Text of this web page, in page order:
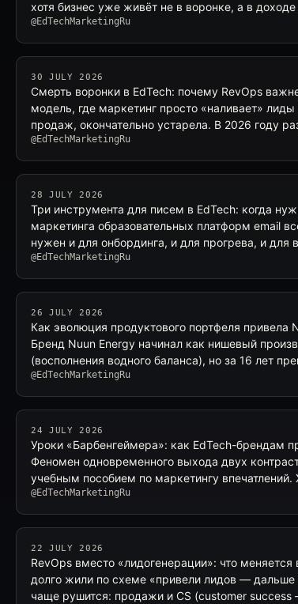
хотя бизнес уже живёт не в воронке, а в доходе
@EdTechMarketingRu
30 JULY 2026
Смерть воронки в EdTech: почему RevOps
модель, где маркетинг просто «наливает»
продаж, окончательно устарела. В 2026 году
@EdTechMarketingRu
28 JULY 2026
Три инструмента для писем в EdTech: когда
маркетинга образовательных платформ email
нужен и для онбординга, и для прогрева, и для
@EdTechMarketingRu
26 JULY 2026
Как эволюция продуктового портфеля привела
Бренд Nuun Energy начинал как нишевый
(восполнения водного баланса), но за 16 лет
@EdTechMarketingRu
24 JULY 2026
Уроки «Барбенгеймера»: как EdTech-брендам
Феномен одновременного выхода двух
учебным пособием по маркетингу впечатлений.
@EdTechMarketingRu
22 JULY 2026
RevOps вместо «лидогенерации»: что
долго жили по схеме «привели лидов — дальше
чаще рушится: продажи и CS (customer success